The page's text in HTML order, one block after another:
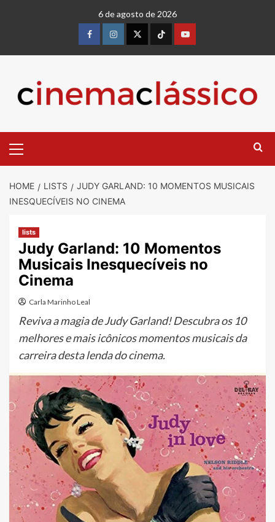
6 de agosto de 2026
HOME LISTS
JUDY GARLAND: 10 MOMENTOS MUSICAIS
INESQUECÍVEIS NO CINEMA
lists
Judy Garland: 10 Momentos
Musicais Inesquecíveis no
Cinema
Carla Marinho Leal
Reviva a magia de Judy Garland! Descubra os 10
melhores e mais icônicos momentos musicais da
carreira desta lenda do cinema.